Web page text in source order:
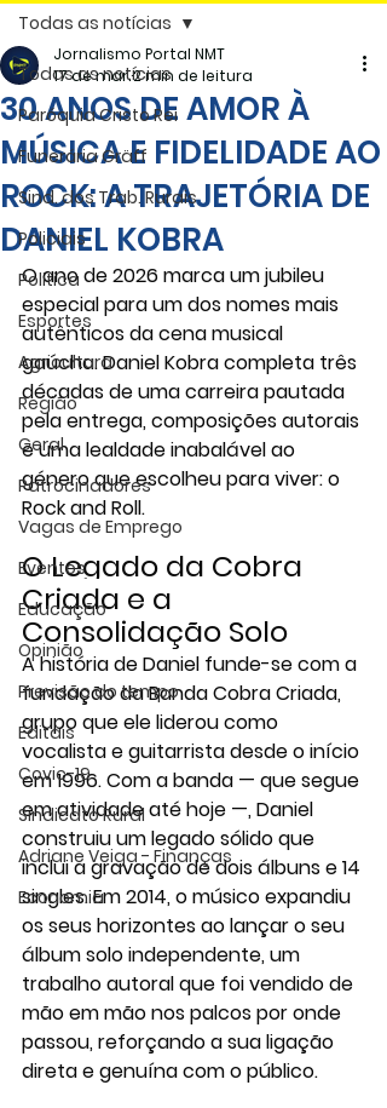
Todas as notícias
Paróquia Cristo Rei
Funerária Gräff
Sind. dos Trab. Rurais
Policiais
Politica
Esportes
Agricultura
Região
Geral
Patrocinadores
Vagas de Emprego
Eventos
Educação
Opinião
Previsão do tempo
Editais
Covic-19
Sindicato Rural
Adriane Veiga - Finanças
Economia
Todas as notícias
30 ANOS DE AMOR À
MÚSICA E FIDELIDADE AO
ROCK: A TRAJETÓRIA DE
DANIEL KOBRA
Jornalismo Portal NMT
17 de mar.2 min de leitura
O ano de 2026 marca um jubileu
especial para um dos nomes mais
autênticos da cena musical
gaúcha. Daniel Kobra completa três
décadas de uma carreira pautada
pela entrega, composições autorais
e uma lealdade inabalável ao
género que escolheu para viver: o
Rock and Roll.
O Legado da Cobra
Criada e a
Consolidação Solo
A história de Daniel funde-se com a
fundação da Banda Cobra Criada,
grupo que ele liderou como
vocalista e guitarrista desde o início
em 1996. Com a banda — que segue
em atividade até hoje —, Daniel
construiu um legado sólido que
inclui a gravação de dois álbuns e 14
singles. Em 2014, o músico expandiu
os seus horizontes ao lançar o seu
álbum solo independente, um
trabalho autoral que foi vendido de
mão em mão nos palcos por onde
passou, reforçando a sua ligação
direta e genuína com o público.